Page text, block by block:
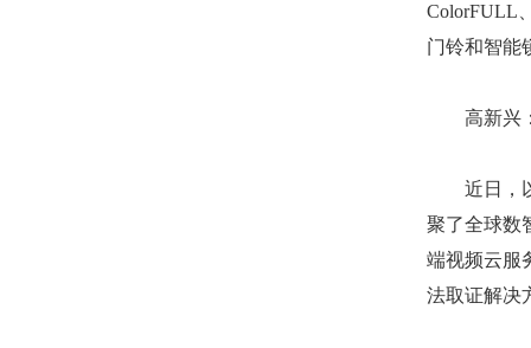
ColorFULL
门铃和智能
高新兴：
近日，以“
聚了全球数
端视频云服
法取证解决